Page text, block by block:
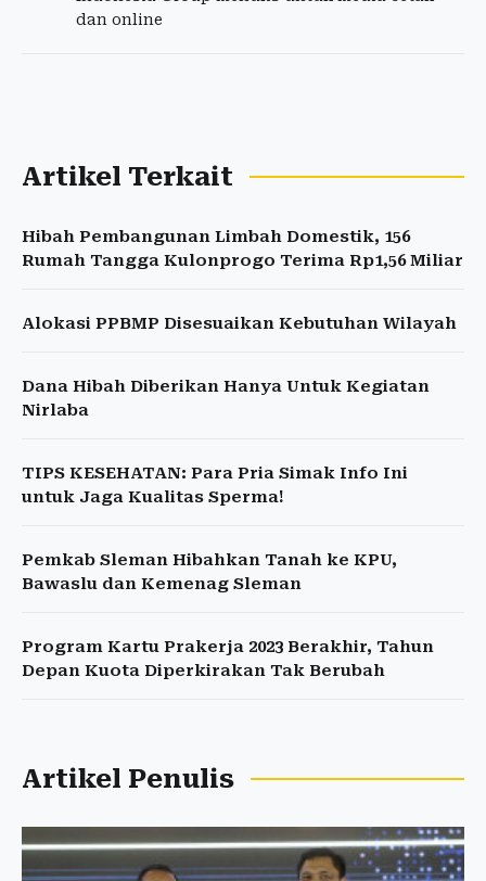
dan online
Artikel Terkait
Hibah Pembangunan Limbah Domestik, 156
Rumah Tangga Kulonprogo Terima Rp1,56 Miliar
Alokasi PPBMP Disesuaikan Kebutuhan Wilayah
Dana Hibah Diberikan Hanya Untuk Kegiatan
Nirlaba
TIPS KESEHATAN: Para Pria Simak Info Ini
untuk Jaga Kualitas Sperma!
Pemkab Sleman Hibahkan Tanah ke KPU,
Bawaslu dan Kemenag Sleman
Program Kartu Prakerja 2023 Berakhir, Tahun
Depan Kuota Diperkirakan Tak Berubah
Artikel Penulis